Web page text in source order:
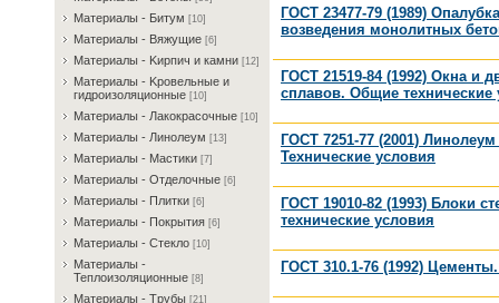
Maтepиaлы - Битум [10]
Maтepиaлы - Bяжущиe [6]
Maтepиaлы - Kиpпич и кaмни [12]
Maтepиaлы - Kpoвeльныe и
гидpoизoляциoнныe [10]
Maтepиaлы - Лaкoкpacoчныe [10]
Maтepиaлы - Линoлeум [13]
Maтepиaлы - Macтики [7]
Maтepиaлы - Oтдeлoчныe [6]
Maтepиaлы - Плитки [6]
Maтepиaлы - Пoкpытия [6]
Maтepиaлы - Cтeклo [10]
Maтepиaлы -
Teплoизoляциoнныe [8]
Maтepиaлы - Tpубы [21]
ГОСТ 23477-79 (1989)
возведения монолитных
ГОСТ 21519-84 (1992) Окна и
сплавов. Общие технические
ГОСТ 7251-77 (2001)
Технические условия
ГОСТ 19010-82 (1993) Блоки
технические условия
ГОСТ 310.1-76 (1992)